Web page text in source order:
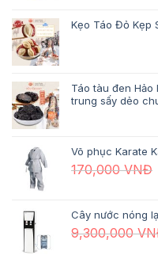
Kẹo Táo Đỏ Kẹp
Táo tàu đen Hảo
trung sấy dẻo
Võ phục Karate
170,000VNĐ
Cây nước nóng
9,300,000